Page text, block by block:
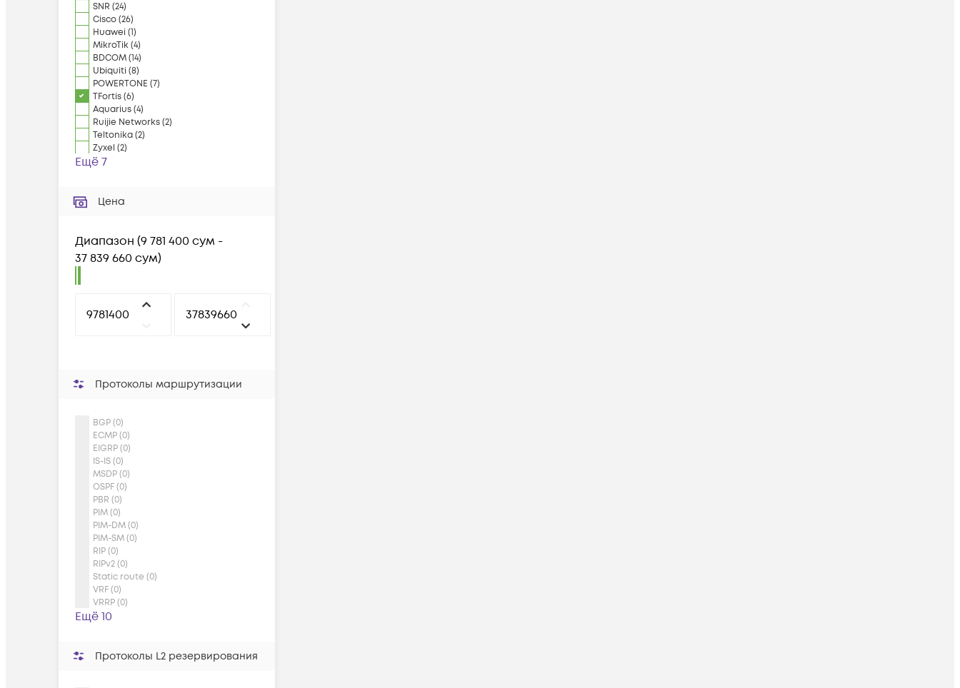
SNR (24)
Cisco(26)
Huawei (1)
MikroTik(4)
BDCOM(14)
Ubiquiti (8)
POWERTONE (7)
TFortis(6)
Aquarius(4)
Ruijie Networks(2)
Teltonika(2)
Zyxel (2)
Ещё 7
Цена
Диапазон (9 781 400 сум -
37 839 660 сум)
Протоколы маршрутизации
BGP (0)
ECMP (0)
EIGRP (0)
IS-IS (0)
MSDP (0)
OSPF (0)
PBR (0)
PIM (0)
PIM-DM (0)
PIM-SM (0)
RIP (0)
RIPv2 (0)
Static route (0)
VRF (0)
VRRP (0)
Ещё 10
Протоколы L2 резервирования